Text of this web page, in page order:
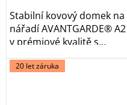
Stabilní kovový domek na
nářadí AVANTGARDE® A2
v prémiové kvalitě s
pultovou...
20 let záruka